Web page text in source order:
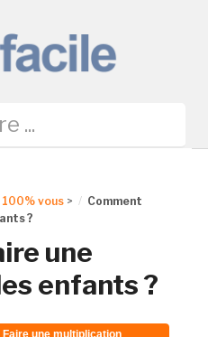
100% vous >
Comment
?
une
enfants ?